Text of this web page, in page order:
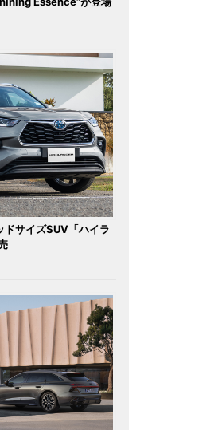
ドサイズSUV「ハイラ